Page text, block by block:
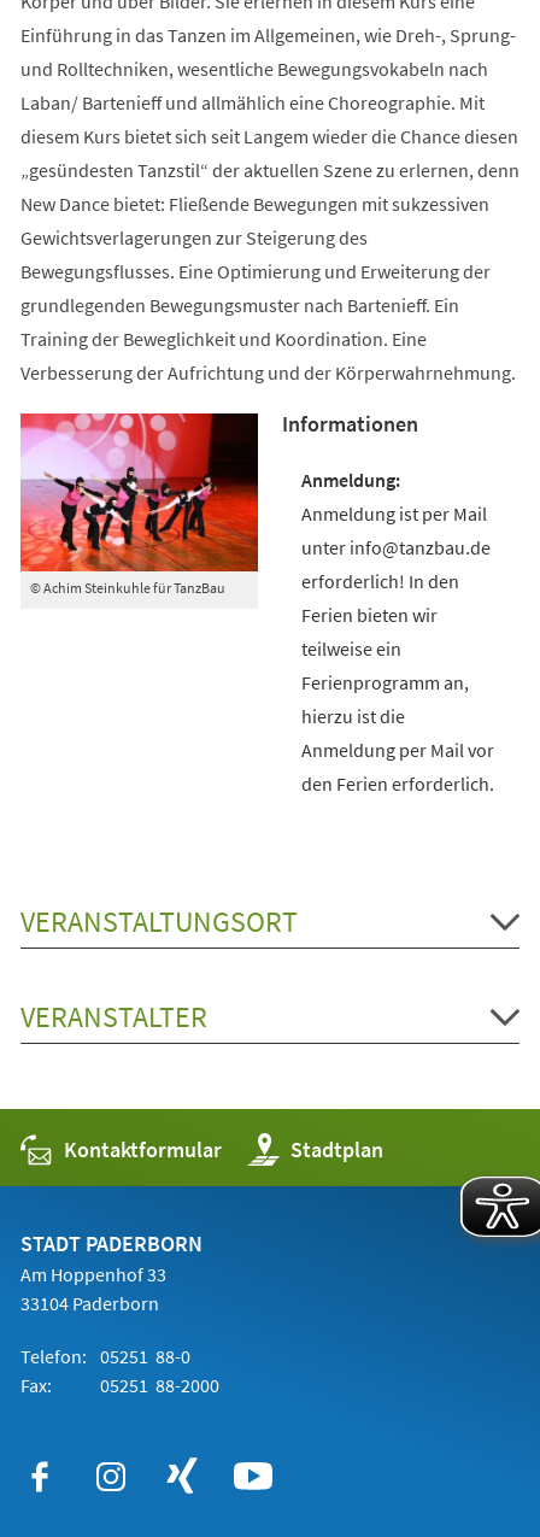
Einführung in das Tanzen im Allgemeinen, wie Dreh-, Sprung-
und Rolltechniken, wesentliche Bewegungsvokabeln nach
Laban/ Bartenieff und allmählich eine Choreographie. Mit
diesem Kurs bietet sich seit Langem wieder die Chance diesen
„gesündesten Tanzstil“ der aktuellen Szene zu erlernen, denn
New Dance bietet: Fließende Bewegungen mit sukzessiven
Gewichtsverlagerungen zur Steigerung des
Bewegungsflusses. Eine Optimierung und Erweiterung der
grundlegenden Bewegungsmuster nach Bartenieff. Ein
Training der Beweglichkeit und Koordination. Eine
Verbesserung der Aufrichtung und der Körperwahrnehmung.
© Achim Steinkuhle für TanzBau
Informationen
Anmeldung ist per Mail
unter info@tanzbau.de
erforderlich! In den
Ferien bieten wir
teilweise ein
Ferienprogramm an,
hierzu ist die
Anmeldung per Mail vor
den Ferien erforderlich.
VERANSTALTUNGSORT
VERANSTALTER
Kontaktformular Stadtplan
(Öffnet
in
einem
STADT PADERBORN
Am Hoppenhof 33
33104 Paderborn
Telefon: 05251 88-0
Fax:
05251 88-2000